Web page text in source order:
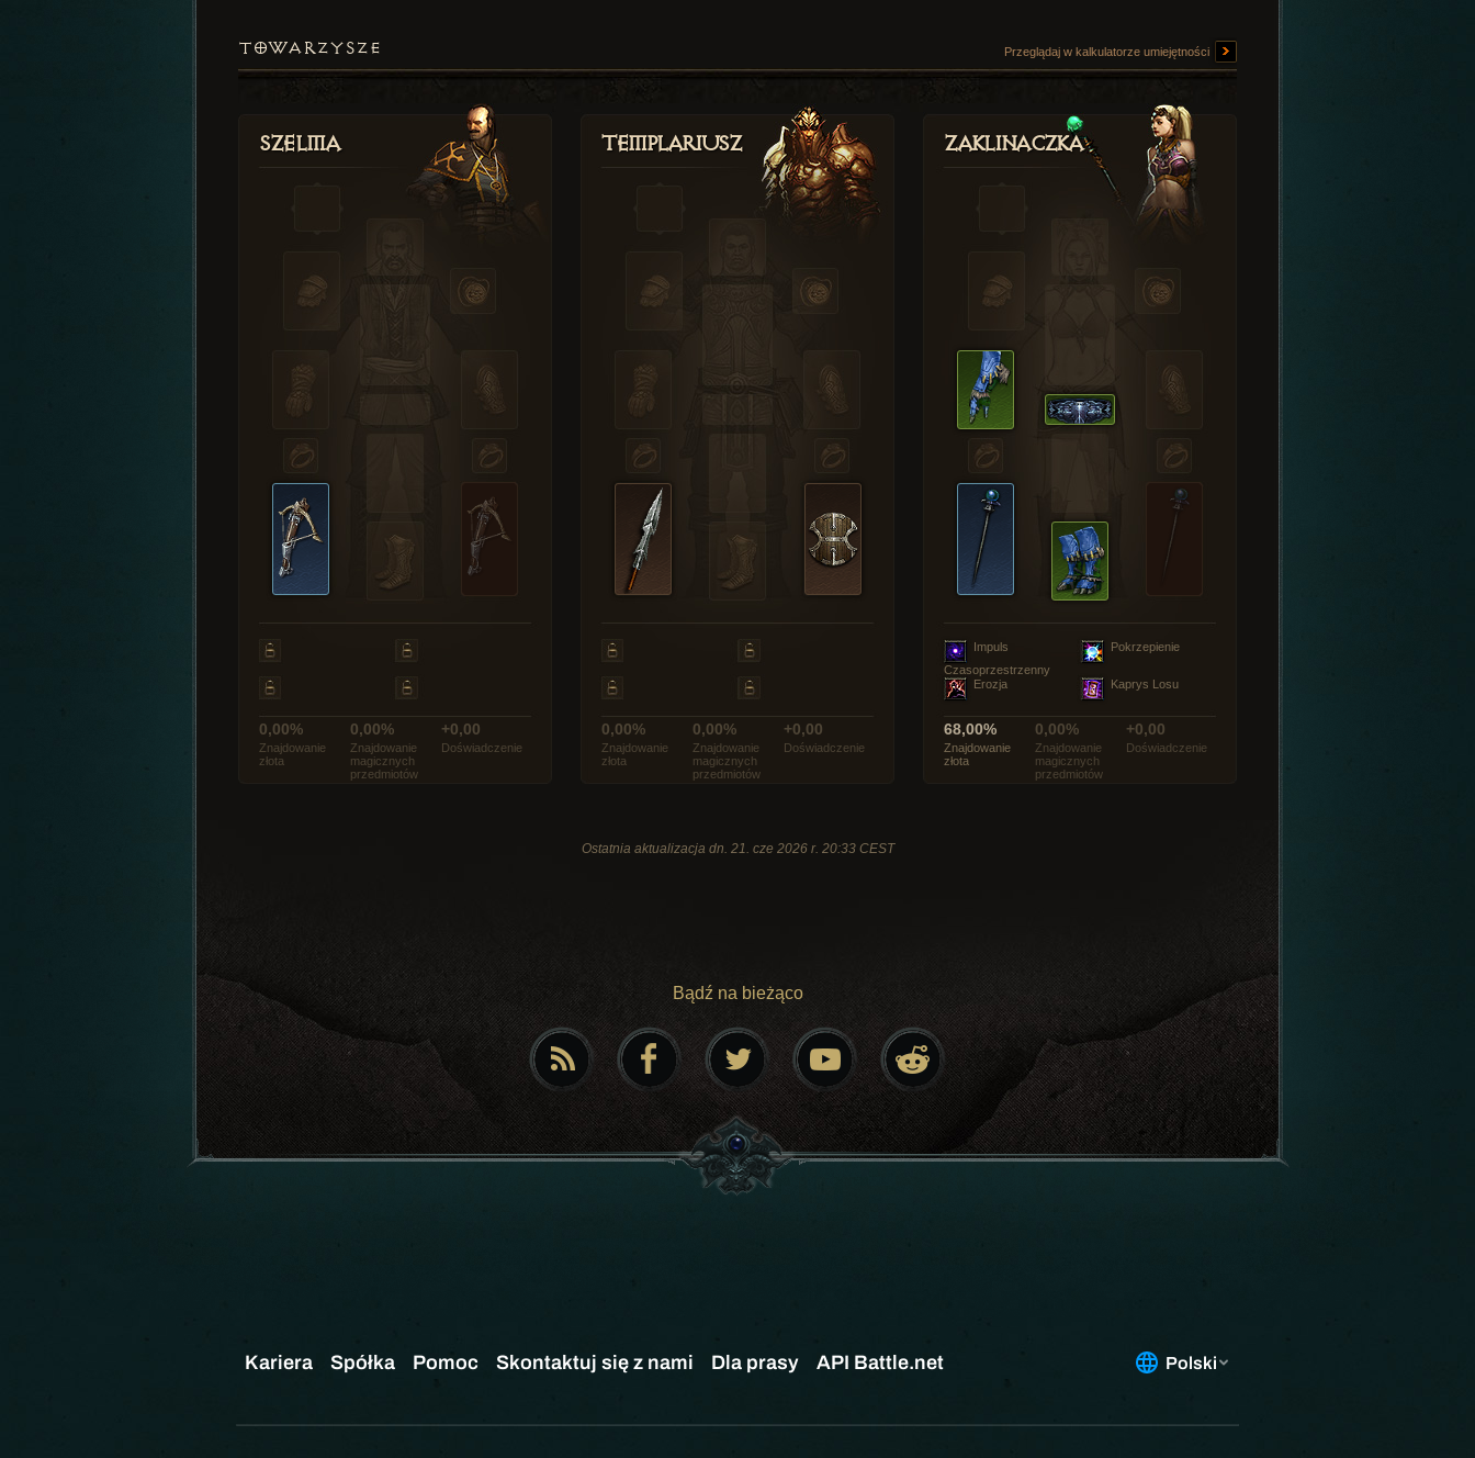
TOWARZYSZE Przeglądaj w kalkulatorze umiejętności
Szelma
0,00%
Znajdowanie
złota
0,00%
Znajdowanie
magicznych
przedmiotów
+0,00
Doświadczenie
Templariusz
0,00%
Znajdowanie
złota
0,00%
Znajdowanie
magicznych
przedmiotów
+0,00
Doświadczenie
Zaklinaczka
Impuls
Czasoprzestrzenny
Pokrzepienie
Erozja Kaprys Losu
68,00%
Znajdowanie
złota
0,00%
Znajdowanie
magicznych
przedmiotów
+0,00
Doświadczenie
Ostatnia aktualizacja dn. 21. cze 2026 r. 20:33 CEST
Bądź na bieżąco